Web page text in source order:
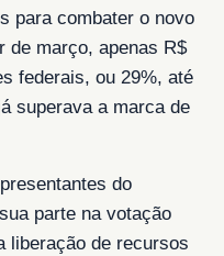
para combater o novo
de março, apenas R$
federais, ou 29%, até
superava a marca de
do
parte na votação
liberação de recursos